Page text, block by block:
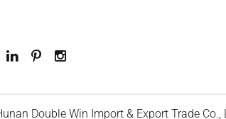
Double Win Import & Export Trade